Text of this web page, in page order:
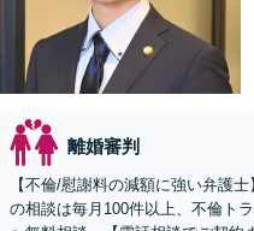
離婚審判
【不倫/慰謝料の減額に強い弁護
の相談は毎月100件以上、不倫ト